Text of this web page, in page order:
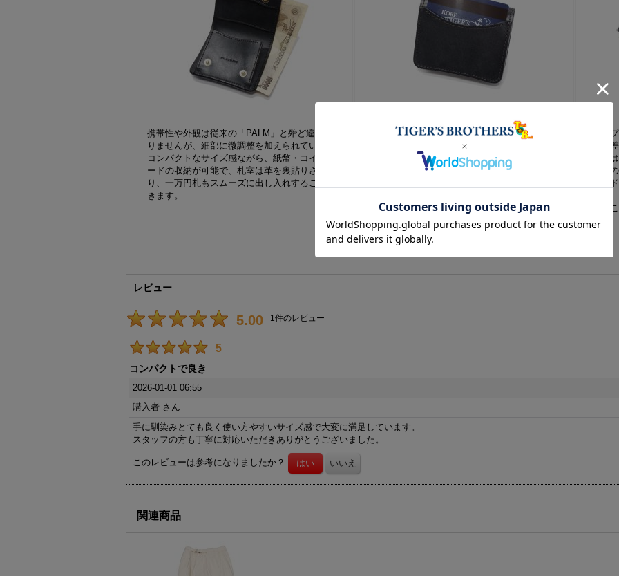
携帯性や外観は従来の「PALM」と殆ど違いはあ
りませんが、細部に微調整を加えられています。
コンパクトなサイズ感ながら、紙幣・コイン・カ
ードの収納が可能で、札室は革を裏貼りされてお
り、一万円札もスムーズに出し入れすることがで
きます。
本体背面には使用頻度の高いカードや定期等を収
納するのに最適なカードポケットを搭載していま
す。緩やかにカーブを描いたワイルドスワンズな
らではのデザインが、手にも馴染みやすく、柔和
スナッ
かな段
ケット
ト内部
「カー
インが
い。
レビュー
5.00 1件のレビュー
5
コンパクトで良き
2026-01-01 06:55
購入者 さん
手に馴染みとても良く使い方やすいサイズ感で大変に満足しています。
スタッフの方も丁寧に対応いただきありがとうございました。
このレビューは参考になりましたか？
関連商品